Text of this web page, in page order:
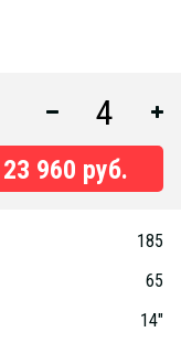
23 960 руб.
185
65
14"